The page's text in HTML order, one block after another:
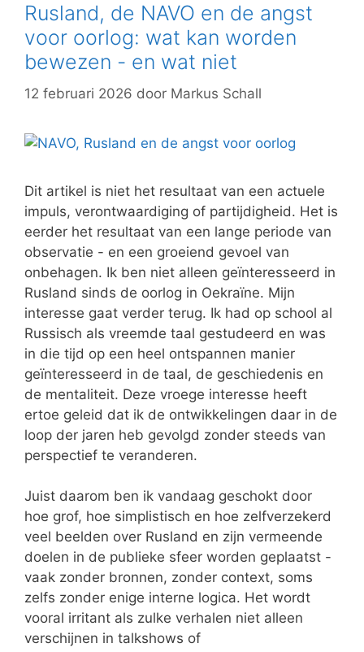
Rusland, de NAVO en de angst
voor oorlog: wat kan worden
bewezen - en wat niet
12 februari 2026 door Markus Schall
Dit artikel is niet het resultaat van een actuele
impuls, verontwaardiging of partijdigheid. Het is
eerder het resultaat van een lange periode van
observatie - en een groeiend gevoel van
onbehagen. Ik ben niet alleen geïnteresseerd in
Rusland sinds de oorlog in Oekraïne. Mijn
interesse gaat verder terug. Ik had op school al
Russisch als vreemde taal gestudeerd en was
in die tijd op een heel ontspannen manier
geïnteresseerd in de taal, de geschiedenis en
de mentaliteit. Deze vroege interesse heeft
ertoe geleid dat ik de ontwikkelingen daar in de
loop der jaren heb gevolgd zonder steeds van
perspectief te veranderen.
Juist daarom ben ik vandaag geschokt door
hoe grof, hoe simplistisch en hoe zelfverzekerd
veel beelden over Rusland en zijn vermeende
doelen in de publieke sfeer worden geplaatst -
vaak zonder bronnen, zonder context, soms
zelfs zonder enige interne logica. Het wordt
vooral irritant als zulke verhalen niet alleen
verschijnen in talkshows of